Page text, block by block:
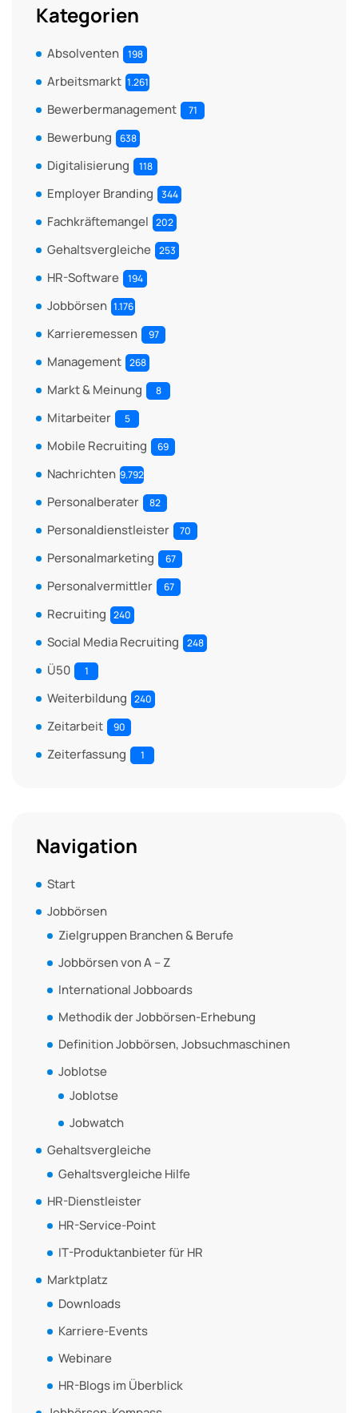
Kategorien
Absolventen 198
Arbeitsmarkt 1.261
Bewerbermanagement 71
Bewerbung 638
Digitalisierung 118
Employer Branding 344
Fachkräftemangel 202
Gehaltsvergleiche 253
HR-Software 194
Jobbörsen 1.176
Karrieremessen 97
Management 268
Markt & Meinung 8
Mitarbeiter 5
Mobile Recruiting 69
Nachrichten 9.792
Personalberater 82
Personaldienstleister 70
Personalmarketing 67
Personalvermittler 67
Recruiting 240
Social Media Recruiting 248
Ü50 1
Weiterbildung 240
Zeitarbeit 90
Zeiterfassung 1
Navigation
Start
Jobbörsen
Zielgruppen Branchen & Berufe
Jobbörsen von A – Z
International Jobboards
Methodik der Jobbörsen-Erhebung
Definition Jobbörsen, Jobsuchmaschinen
Joblotse
Joblotse
Jobwatch
Gehaltsvergleiche
Gehaltsvergleiche Hilfe
HR-Dienstleister
HR-Service-Point
IT-Produktanbieter für HR
Marktplatz
Downloads
Karriere-Events
Webinare
HR-Blogs im Überblick